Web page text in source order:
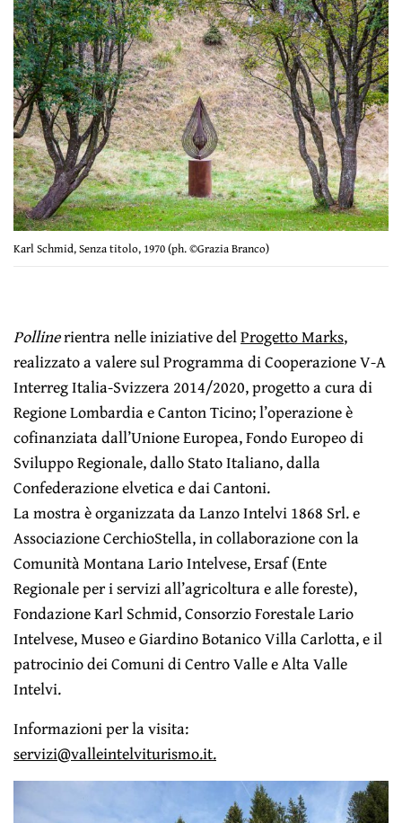
Karl Schmid, Senza titolo, 1970 (ph. ©Grazia Branco)
Pollinerientra nelle iniziative delProgetto Marks,
realizzato a valere sul Programma di Cooperazione V-A
Interreg Italia-Svizzera 2014/2020, progetto a cura di
Regione Lombardia e Canton Ticino; l’operazione è
cofinanziata dall’Unione Europea, Fondo Europeo di
Sviluppo Regionale, dallo Stato Italiano, dalla
Confederazione elvetica e dai Cantoni.
La mostra è organizzata da Lanzo Intelvi 1868 Srl. e
Associazione CerchioStella, in collaborazione con la
Comunità Montana Lario Intelvese, Ersaf (Ente
Regionale per i servizi all’agricoltura e alle foreste),
Fondazione Karl Schmid, Consorzio Forestale Lario
Intelvese, Museo e Giardino Botanico Villa Carlotta, e il
patrocinio dei Comuni di Centro Valle e Alta Valle
Intelvi.
Informazioni per la visita:
servizi@valleintelviturismo.it.